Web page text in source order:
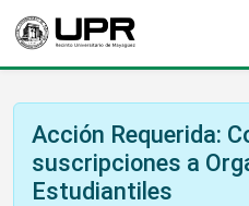
Acción Requerida:
suscripciones a
Estudiantiles